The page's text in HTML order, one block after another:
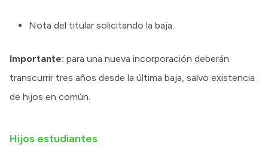
Nota del titular solicitando la baja.
Importante: para una nueva incorporación deberán
transcurrir tres años desde la última baja, salvo existencia
de hijos en común.
Hijos estudiantes